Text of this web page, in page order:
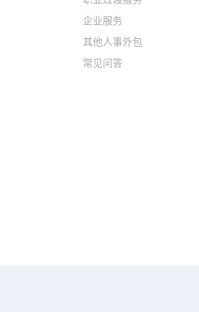
企业服务
其他人事外包
常见问答